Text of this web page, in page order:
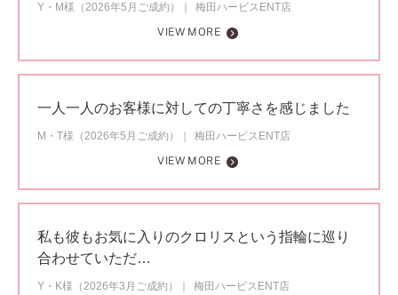
Y・M様（2026年5月ご成約）
梅田ハービスENT店
VIEW MORE
一人一人のお客様に対しての丁寧さを感じました
M・T様（2026年5月ご成約）
梅田ハービスENT店
VIEW MORE
私も彼もお気に入りのクロリスという指輪に巡り
合わせていただ…
Y・K様（2026年3月ご成約） 梅田ハービスENT店